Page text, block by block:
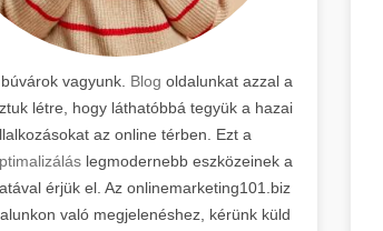
vagyunk. Blog oldalunkat azzal a
létre, hogy láthatóbbá tegyük a hazai
az online térben. Ezt a
legmodernebb eszközeinek a
érjük el. Az onlinemarketing101.biz
való megjelenéshez, kérünk küld